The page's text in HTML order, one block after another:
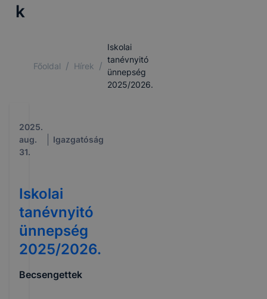
k
Főoldal / Hírek /
Iskolai
tanévnyitó
ünnepség
2025/2026.
2025.
aug.
31.
Igazgatóság
Iskolai
tanévnyitó
ünnepség
2025/2026.
Becsengettek